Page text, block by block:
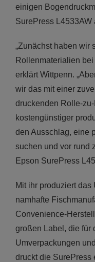
einigen
SurePress
„Zunächst haben wir
Rollenmaterialien
erklärt Wittpenn.
wir das mit einer
druckenden Rolle-
kostengünstiger
den Ausschlag, eine
suchen und vor rund
Epson SurePress
Mit ihr produziert das
namhafte
Convenience-
großen Label, die für
Umverpackungen
druckt die SurePress